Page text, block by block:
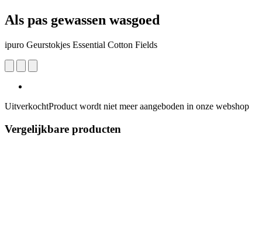
Als pas gewassen wasgoed
ipuro Geurstokjes Essential Cotton Fields
UitverkochtProduct wordt niet meer aangeboden in onze webshop
Vergelijkbare producten